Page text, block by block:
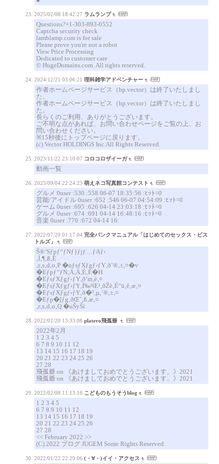
2025/02/08 18:42:27 ラムランプ
Questions?+1-303-893-0552
Captcha security check
lamblamp.com is for sale
Please prove you're not a robot
View Price Processing
Dedicated to customer care
© HugeDomains.com. All rights reserved.
2024/12/21 03:06:21 理科雑学アドベンチャー
作者ホームページサービス（hp.vector）は終了いたしまし
た。
作者ホームページサービス（hp.vector）は終了いたしまし
た。
長らくのご利用、ありがとうございます。
ご不明な点があれば、お問い合わせページをご覧の上、お
問い合わせください。
※15秒後にトップページに戻ります。
(c) Vector HOLDINGS Inc.All Rights Reserved.
2023/11/22 23:10:07 コロコロザイーガ
動画一覧
2023/09/04 22:24:23 萌えネコ写真館コンテスト
グルメ 0user :530 :558 06-07 18:35:56 :ﾋｯﾄ=0
芸能/アイドル 0user :652 :546 06-07 04:54:09 :ﾋｯﾄ=0
ゲーム 0user :695 :626 04-14 23:03:18 :ﾋｯﾄ=0
グルメ 0user :674 :691 04-14 16:48:16 :ﾋｯﾄ=0
音楽 0user :770 :672 04-14 16:
2022/07/20 01:17:04 完全パンクマニュアル「はじめてのセックス・ピス
トルズ」
Š®‘Sƒpƒ“ƒNƒ}ƒjƒ…ƒAƒ‹
‚Í‚¶‚ß‚É
‚r‚s‚d‚o‚P �uƒsƒXƒgƒ‹ƒY‚ð’®‚±‚¤�v
�Eƒpƒ“ƒN‚Á‚Ä‚È‚É�H
�EƒsƒXƒgƒ‹ƒY‚ð’m‚ë‚¤
�EƒsƒXƒgƒ‹ƒY‚Ì‰¹Œ¹‚ðŽè‚É“ü‚ê‚æ‚¤
�EƒsƒXƒgƒ‹ƒY‚ð�³‚µ‚­’®‚±‚¤
�Eƒp�[ƒg‚ðŒˆ‚ß‚æ‚¤
‚r‚s‚d‚o‚Q �uŠyŠí
2022/02/20 13:33:08 platero飛孤爺
2022年2月
1 2 3 4 5
6 7 8 9 10 11 12
13 14 15 16 17 18 19
20 21 22 23 24 25 26
27 28
飛孤爺 on 《あけましておめでとうございます。》2021
飛孤爺 on 《あけましておめでとうございます。》2021
2022/02/08 11:13:16 こどものもうそうblog
1 2 3 4 5
6 7 8 9 10 11 12
13 14 15 16 17 18 19
20 21 22 23 24 25 26
27 28
<< February 2022 >>
(C) 2022 ブログ JUGEM Some Rights Reserved.
2022/01/22 22:29:06 (・∀・)イイ・アクセス